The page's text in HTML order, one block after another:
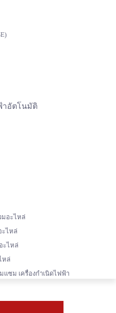
าอัตโนมัติ
มอะไหล่
ะไหล่
ะไหล่
หล่
แซม เครื่องกำเนิดไฟฟ้า